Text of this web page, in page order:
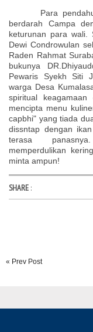
Para pendahulu
berdarah Campa
keturunan para wali.
Dewi Condrowulan
Raden Rahmat
bukunya
Pewaris Syekh Siti
warga Desa
spiritual
mencipta menu
capbhi" yang tiada
dissntap dengan
terasa
memperdulikan
minta ampun!
SHARE :
« Prev Post